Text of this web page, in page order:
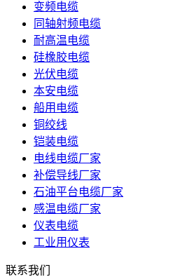
变频电缆
同轴射频电缆
耐高温电缆
硅橡胶电缆
光伏电缆
本安电缆
船用电缆
铜绞线
铠装电缆
电线电缆厂家
补偿导线厂家
石油平台电缆厂家
感温电缆厂家
仪表电缆
工业用仪表
联系我们